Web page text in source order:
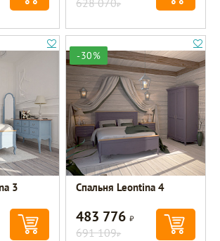
3
-30%
Спальня Leontina 4
483 776Р
691 109Р